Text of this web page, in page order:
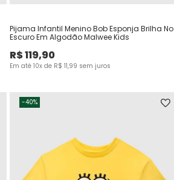
Pijama Infantil Menino Bob Esponja Brilha No
Escuro Em Algodão Malwee Kids
R$119,90
Em até10x de R$ 11,99 sem juros
-40%